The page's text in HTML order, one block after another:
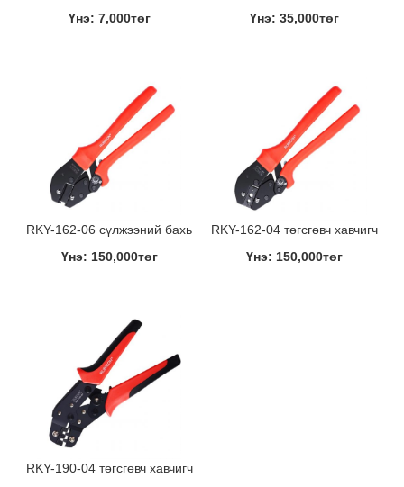
Үнэ: 7,000төг
Үнэ: 35,000төг
RKY-162-06 сүлжээний бахь
Үнэ: 150,000төг
RKY-162-04 төгсгөвч хавчигч
Үнэ: 150,000төг
RKY-190-04 төгсгөвч хавчигч